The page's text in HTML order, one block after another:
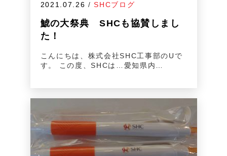
2021.07.26 /SHCブログ
鯱の大祭典 SHCも協賛しまし
た！
こんにちは、株式会社SHC工事部のUで
す。 この度、SHCは…愛知県内…